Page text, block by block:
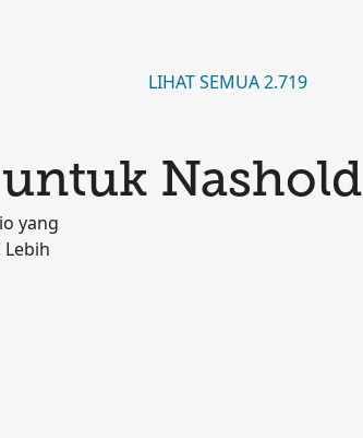
LIHAT SEMUA 2.719
Nashold
yang